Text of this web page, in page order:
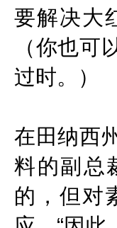
要解决大
（你也
过时。）
在田纳西
料的副总
的，但对